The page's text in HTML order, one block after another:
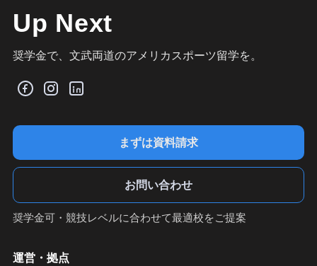
Up Next
奨学金で、文武両道のアメリカスポーツ留学を。
まずは資料請求
お問い合わせ
奨学金可・競技レベルに合わせて最適校をご提案
運営・拠点